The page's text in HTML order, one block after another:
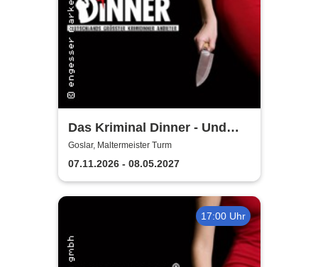
Das Kriminal Dinner - Und
raus bist du
Goslar, Maltermeister Turm
07.11.2026 - 08.05.2027
17:00 Uhr